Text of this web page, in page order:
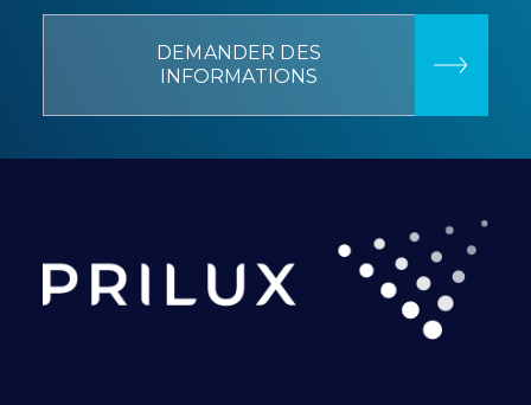
DEMANDER DES
INFORMATIONS